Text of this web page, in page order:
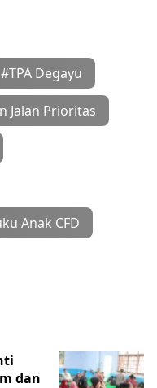
#TPA Degayu
Jalan Prioritas
Anak CFD
dan